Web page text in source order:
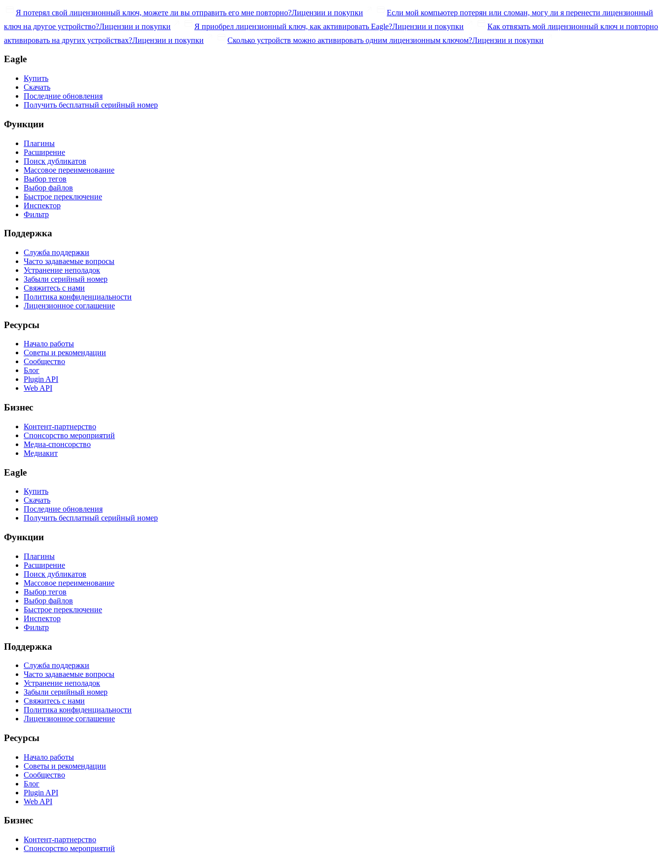
Я потерял свой лицензионный ключ, можете ли вы отправить его мне повторно?Лицензии и покупки
Если мой компьютер потерян или сломан, могу ли я перенести лицензионный
ключ на другое устройство?Лицензии и покупки Я приобрел лицензионный ключ, как активировать Eagle?Лицензии и покупки
Как отвязать мой лицензионный ключ и повторно
активировать на других устройствах?Лицензии и покупки Сколько устройств можно активировать одним лицензионным ключом?Лицензии и покупки
Eagle
Купить
Скачать
Последние обновления
Получить бесплатный серийный номер
Функции
Плагины
Расширение
Поиск дубликатов
Массовое переименование
Выбор тегов
Выбор файлов
Быстрое переключение
Инспектор
Фильтр
Поддержка
Служба поддержки
Часто задаваемые вопросы
Устранение неполадок
Забыли серийный номер
Свяжитесь с нами
Политика конфиденциальности
Лицензионное соглашение
Ресурсы
Начало работы
Советы и рекомендации
Сообщество
Блог
Plugin API
Web API
Бизнес
Контент-партнерство
Спонсорство мероприятий
Медиа-спонсорство
Медиакит
Eagle
Купить
Скачать
Последние обновления
Получить бесплатный серийный номер
Функции
Плагины
Расширение
Поиск дубликатов
Массовое переименование
Выбор тегов
Выбор файлов
Быстрое переключение
Инспектор
Фильтр
Поддержка
Служба поддержки
Часто задаваемые вопросы
Устранение неполадок
Забыли серийный номер
Свяжитесь с нами
Политика конфиденциальности
Лицензионное соглашение
Ресурсы
Начало работы
Советы и рекомендации
Сообщество
Блог
Plugin API
Web API
Бизнес
Контент-партнерство
Спонсорство мероприятий